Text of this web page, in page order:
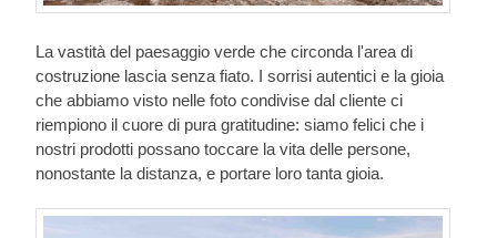
La vastità del paesaggio verde che circonda l'area di
costruzione lascia senza fiato. I sorrisi autentici e la gioia
che abbiamo visto nelle foto condivise dal cliente ci
riempiono il cuore di pura gratitudine: siamo felici che i
nostri prodotti possano toccare la vita delle persone,
nonostante la distanza, e portare loro tanta gioia.